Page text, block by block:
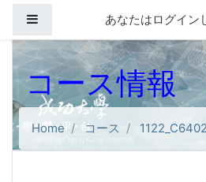
サイドパネルあなたはログイン
コース情報
Home コース